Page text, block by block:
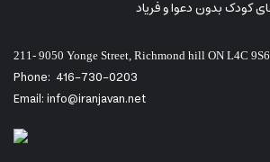
کودک بدون دعوا و فریاد
211- 9050 Yonge Street, Richmond hill ON L4C 9S6
Phone: 416-730-0203
Email: info@iranjavan.net